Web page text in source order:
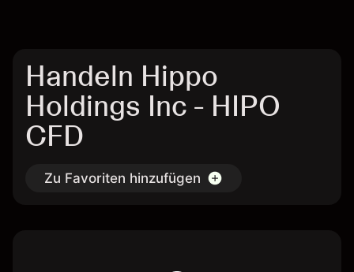
Handeln Hippo
Holdings Inc - HIPO
CFD
Zu Favoriten hinzufügen